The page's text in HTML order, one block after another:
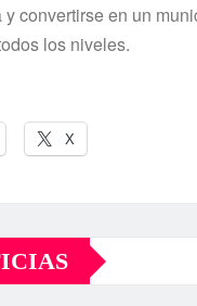
y convertirse en un
los niveles.
X